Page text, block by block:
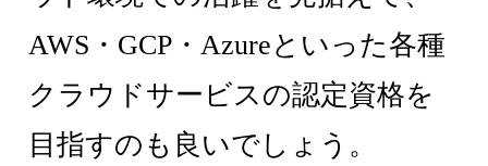
AWS・GCP・Azureといった各種
クラウドサービスの認定資格を
目指すのも良いでしょう。